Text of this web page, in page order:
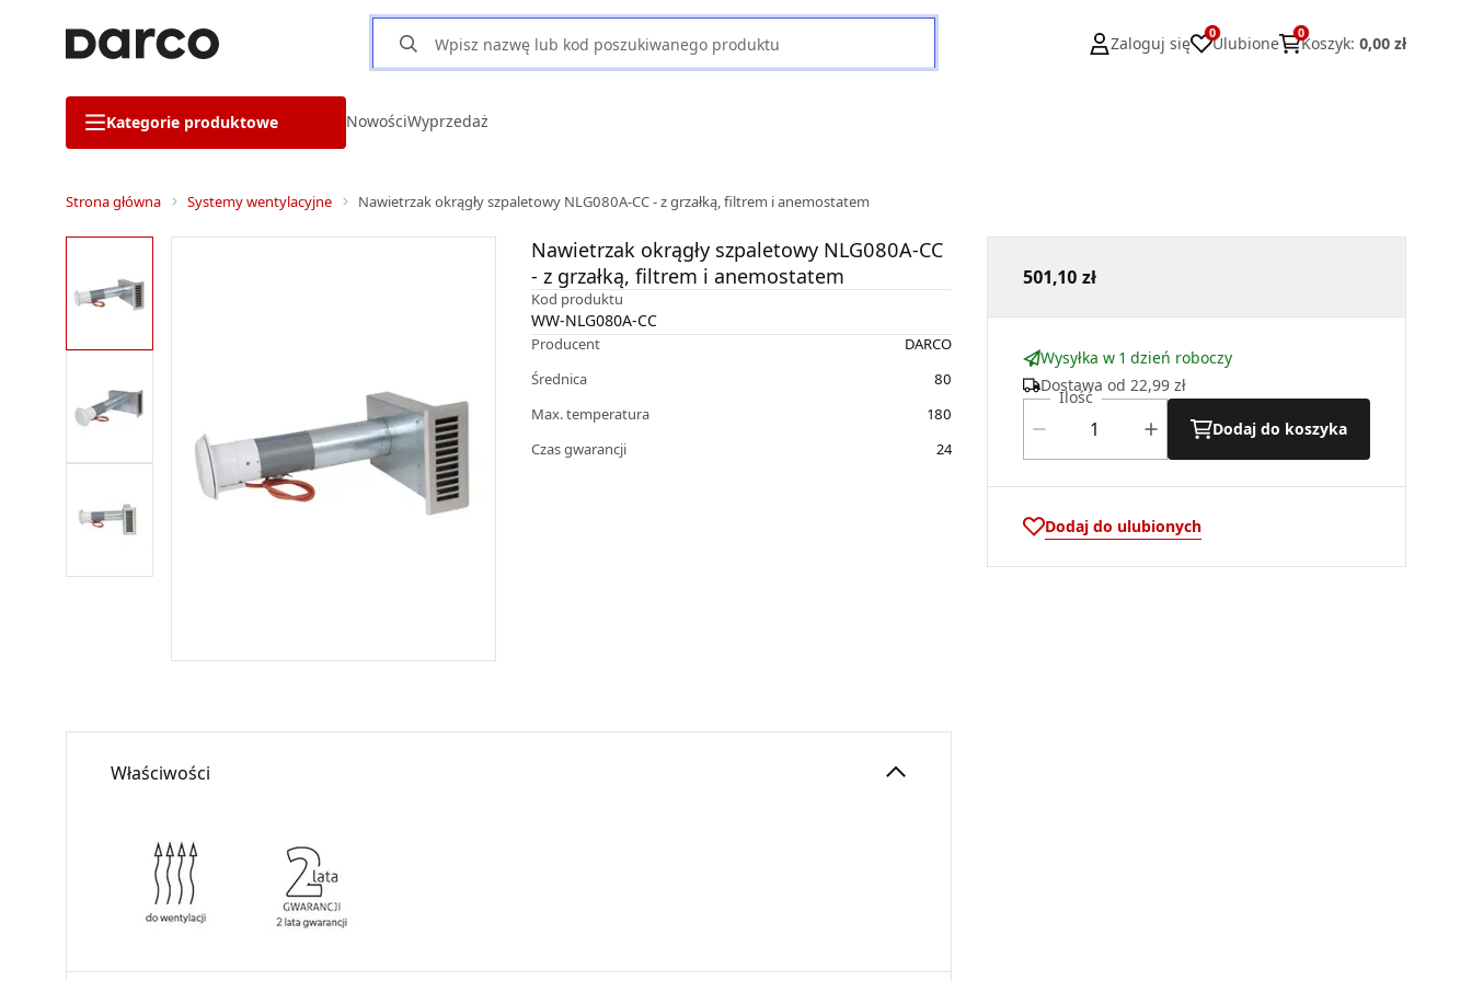
Zaloguj się
0
Ulubione
0
Koszyk: 0,00 zł
Kategorie produktowe NowościWyprzedaż
Strona główna Systemy wentylacyjne Nawietrzak okrągły szpaletowy NLG080A-CC - z grzałką, filtrem i anemostatem
Nawietrzak okrągły szpaletowy NLG080A-CC
- z grzałką, filtrem i anemostatem
Kod produktu
WW-NLG080A-CC
Producent
DARCO
Średnica
80
Max. temperatura
180
Czas gwarancji
24
501,10 zł
Wysyłka w 1 dzień roboczy
Dostawa od 22,99 zł
Ilość
Dodaj do koszyka
Dodaj do ulubionych
Właściwości